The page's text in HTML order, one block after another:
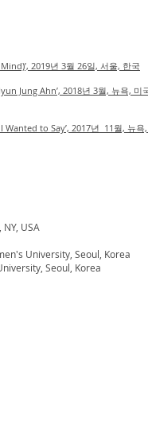
2019년 3월 26일, 서울, 한국
Jung Ahn’, 2018년 3월, 뉴욕, 미
Wanted to Say’, 2017년 11월, 뉴욕
USA
University, Seoul, Korea
Seoul, Korea